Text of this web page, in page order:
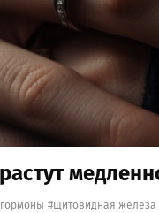
гормоны щитовидная железа